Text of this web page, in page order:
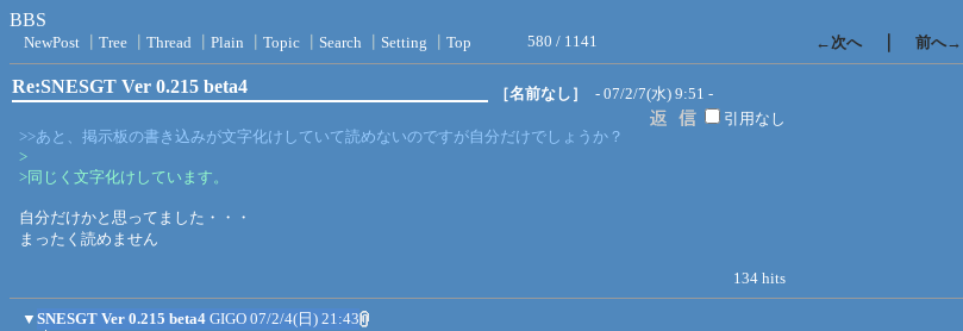
BBS
NewPost Tree Thread Plain Topic Search Setting Top 580 / 1141 ←次へ｜ 前へ→
Re:SNESGT Ver 0.215 beta4 ［名前なし］ - 07/2/7(水) 9:51 -
>>あと、掲示板の書き込みが文字化けしていて読めないのですが自分だけでしょうか？
>
>同じく文字化けしています。
自分だけかと思ってました・・・
まったく読めません
引用なし
134 hits
▼ SNESGT Ver 0.215 beta4 GIGO 07/2/4(日) 21:43